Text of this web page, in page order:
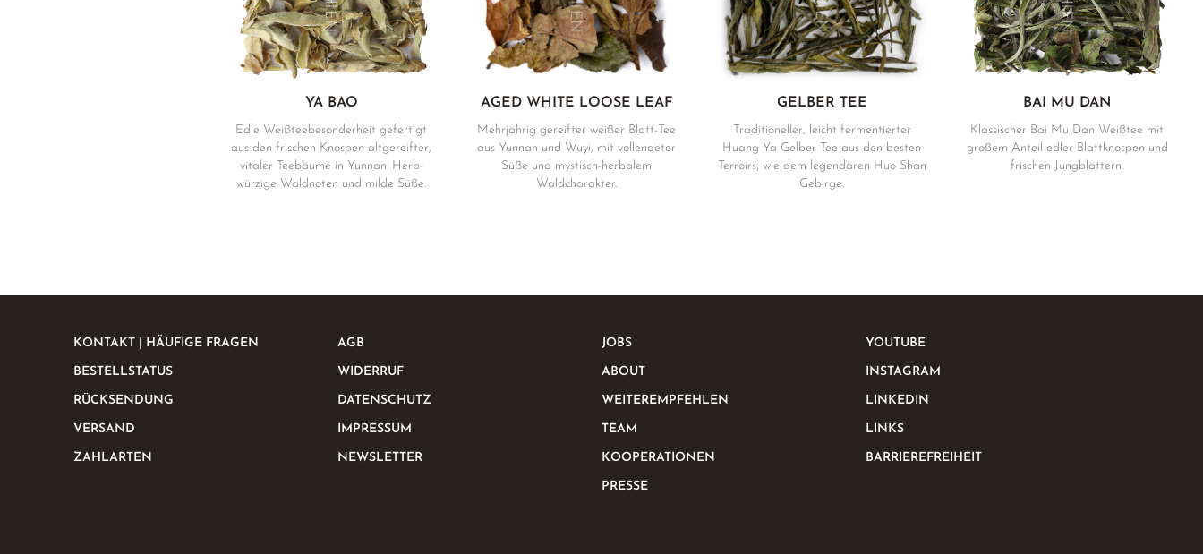
YA BAO
Edle Weißteebesonderheit gefertigt
aus den frischen Knospen altgereifter,
vitaler Teebäume in Yunnan. Herb-
würzige Waldnoten und milde Süße.
AGED WHITE LOOSE LEAF
Mehrjährig gereifter weißer Blatt-Tee
aus Yunnan und Wuyi, mit vollendeter
Süße und mystisch-herbalem
Waldcharakter.
GELBER TEE
Traditioneller, leicht fermentierter
Huang Ya Gelber Tee aus den besten
Terroirs, wie dem legendären Huo Shan
Gebirge.
BAI MU DAN
Klassischer Bai Mu Dan Weißtee mit
großem Anteil edler Blattknospen und
frischen Jungblättern.
KONTAKT | HÄUFIGE FRAGEN
BESTELLSTATUS
RÜCKSENDUNG
VERSAND
ZAHLARTEN
AGB
WIDERRUF
DATENSCHUTZ
IMPRESSUM
NEWSLETTER
JOBS
ABOUT
WEITEREMPFEHLEN
TEAM
KOOPERATIONEN
PRESSE
YOUTUBE
INSTAGRAM
LINKEDIN
LINKS
BARRIEREFREIHEIT